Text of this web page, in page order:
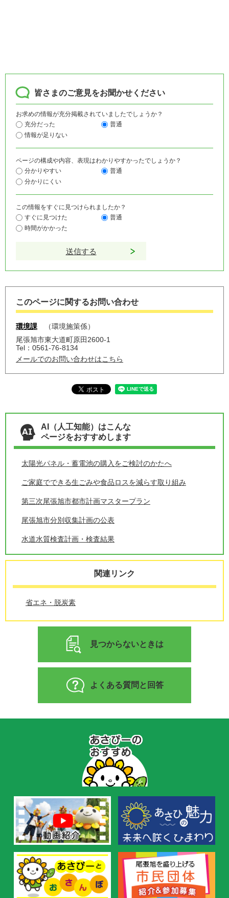
皆さまのご意見をお聞かせください
お求めの情報が充分掲載されていましたでしょうか？
充分だった
普通
情報が足りない
ページの構成や内容、表現はわかりやすかったでしょうか？
分かりやすい
普通
分かりにくい
この情報をすぐに見つけられましたか？
すぐに見つけた
普通
時間がかかった
このページに関するお問い合わせ
環境課
環境施策係
尾張旭市東大道町原田2600-1
Tel：0561-76-8134
メールでのお問い合わせはこちら
AI（人工知能）はこんな
ページをおすすめします
太陽光パネル・蓄電池の購入をご検討のかたへ
ご家庭でできる生ごみや食品ロスを減らす取り組み
第三次尾張旭市都市計画マスタープラン
尾張旭市分別収集計画の公表
水道水質検査計画・検査結果
関連リンク
省エネ・脱炭素
見つからないときは
よくある質問と回答
の
お
す
め